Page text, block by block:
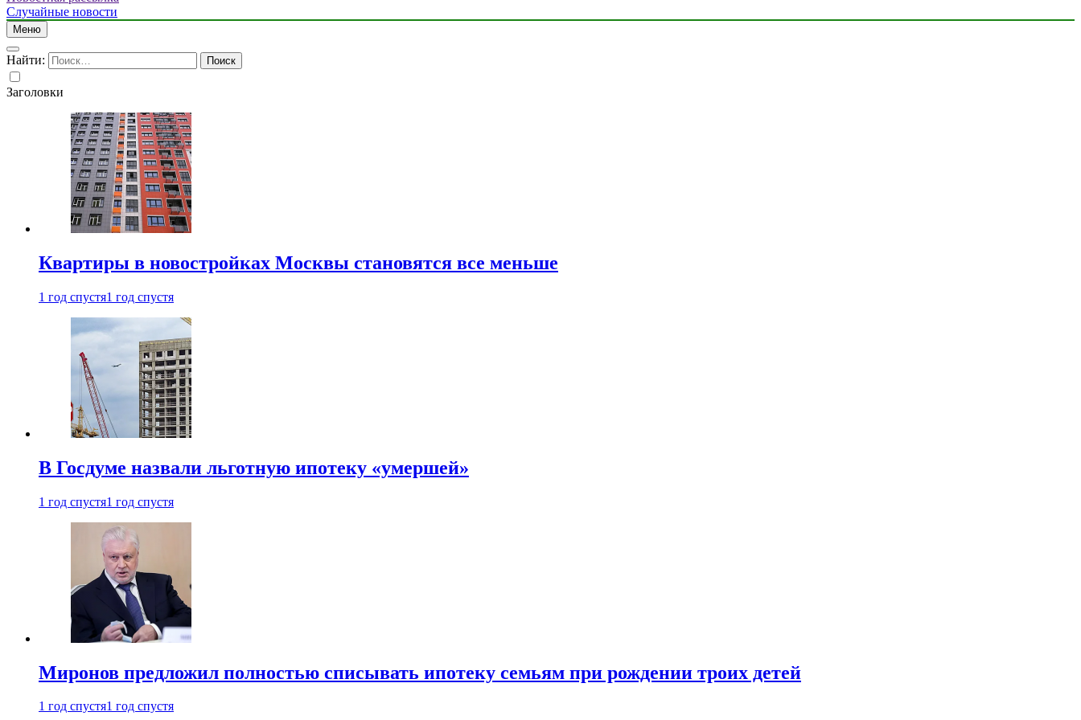
Случайные новости
Меню
Найти:
Заголовки
Квартиры в новостройках Москвы становятся все меньше
1 год спустя1 год спустя
В Госдуме назвали льготную ипотеку «умершей»
1 год спустя1 год спустя
Миронов предложил полностью списывать ипотеку семьям при рождении троих детей
1 год спустя1 год спустя